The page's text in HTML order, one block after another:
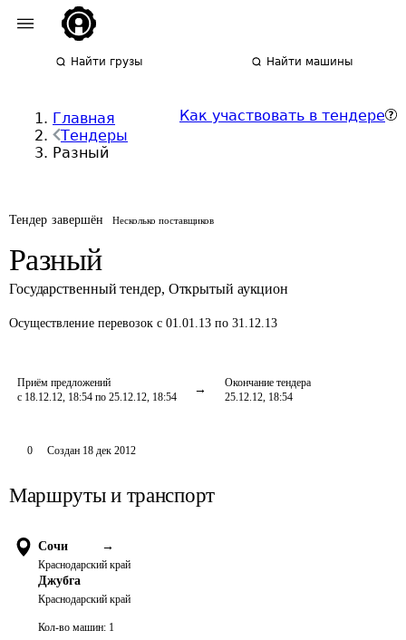
Найти грузы Найти машины
Главная
Тендеры
Разный
Как участвовать в тендере
Тендер завершён Несколько поставщиков
Разный
Государственный тендер, Открытый аукцион
Осуществление перевозок с 01.01.13 по 31.12.13
Приём предложений
с 18.12.12, 18:54 по 25.12.12, 18:54
Окончание тендера
25.12.12, 18:54
0 Создан 18 дек 2012
Маршруты и транспорт
Сочи →
Краснодарский край
Джубга
Краснодарский край
Кол-во машин: 1